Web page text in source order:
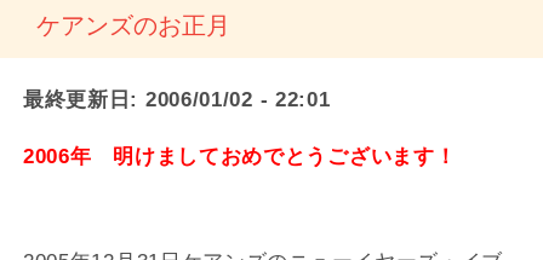
ケアンズのお正月
最終更新日: 2006/01/02 - 22:01
2006年 明けましておめでとうございます！